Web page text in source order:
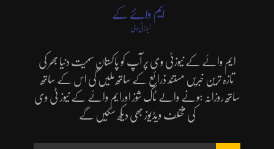
ایم وائے کے نیوزٹی وی پر آپ کو پاکستان سمیت دنیا بھر کی
تازہ ترین خبریں مستند ذرائع کے ساتھ ملیں گی اس کے ساتھ
ساتھ روزانہ ہونے والے ٹاک شوز اورایم وائے کے نیوز ٹی وی
کی مختلف ویڈیوز بھی دیکھ سکیں گے